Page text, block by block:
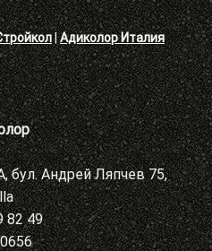
|Адиколор Италия
бул. Андрей Ляпчев 75,
82 49